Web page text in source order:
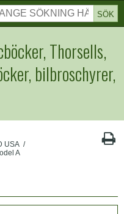
SÖK
Thorsells,
bilbroschyrer,
USA /
A